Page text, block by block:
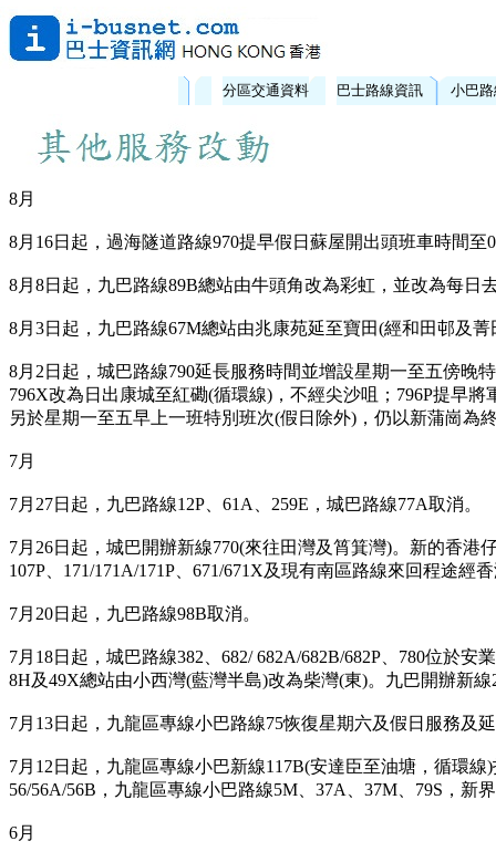
分區交通資料 巴士路線資訊 小巴
8月
8月16日起，過海隧道路線970提早假日蘇屋開出頭班車時間至
8月8日起，九巴路線89B總站由牛頭角改為彩虹，並改為每日
8月3日起，九巴路線67M總站由兆康苑延至寶田(經和田邨及
8月2日起，城巴路線790延長服務時間並增設星期一至五傍晚
796X改為日出康城至紅磡(循環線)，不經尖沙咀；796P提早
另於星期一至五早上一班特別班次(假日除外)，仍以新蒲崗為
7月
7月27日起，九巴路線12P、61A、259E，城巴路線77A取消。
7月26日起，城巴開辦新線770(來往田灣及筲箕灣)。新的香港
107P、171/171A/171P、671/671X及現有南區路線來回程途經
7月20日起，九巴路線98B取消。
7月18日起，城巴路線382、682/ 682A/682B/682P、780位於
8H及49X總站由小西灣(藍灣半島)改為柴灣(東)。九巴開辦新
7月13日起，九龍區專線小巴路線75恢復星期六及假日服務及
7月12日起，九龍區專線小巴新線117B(安達臣至油塘，循環
56/56A/56B，九龍區專線小巴路線5M、37A、37M、79S，新
6月